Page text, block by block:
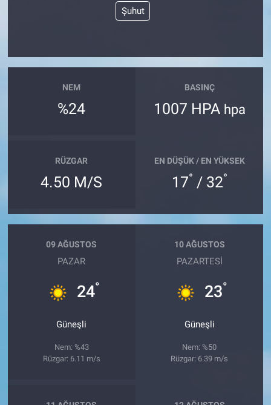
Şuhut
NEM
%24
BASINÇ
1007 HPA hpa
RÜZGAR
4.50 M/S
EN DÜŞÜK / EN YÜKSEK
17° / 32°
09 AĞUSTOS
PAZAR
24°
Güneşli
Nem: %43
Rüzgar: 6.11 m/s
10 AĞUSTOS
PAZARTESI
23°
Güneşli
Nem: %50
Rüzgar: 6.39 m/s